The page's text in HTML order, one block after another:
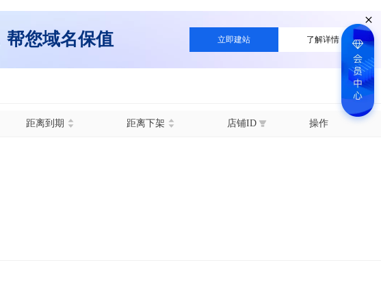
帮您域名保值 立即建站 了解详情
距离到期 距离下架 店铺ID 操作